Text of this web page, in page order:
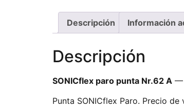
Descripción Información
Descripción
SONICflex paro punta Nr.62 A —
Punta SONICflex Paro. Precio